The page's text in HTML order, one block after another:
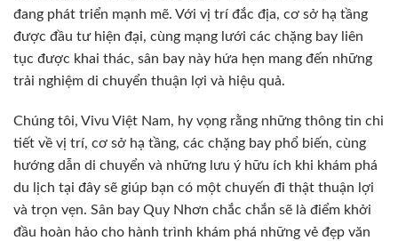
đang phát triển mạnh mẽ. Với vị trí đắc địa, cơ sở hạ tầng
được đầu tư hiện đại, cùng mạng lưới các chặng bay liên
tục được khai thác, sân bay này hứa hẹn mang đến những
trải nghiệm di chuyển thuận lợi và hiệu quả.
Chúng tôi, Vivu Việt Nam, hy vọng rằng những thông tin chi
tiết về vị trí, cơ sở hạ tầng, các chặng bay phổ biến, cùng
hướng dẫn di chuyển và những lưu ý hữu ích khi khám phá
du lịch tại đây sẽ giúp bạn có một chuyến đi thật thuận lợi
và trọn vẹn. Sân bay Quy Nhơn chắc chắn sẽ là điểm khởi
đầu hoàn hảo cho hành trình khám phá những vẻ đẹp văn